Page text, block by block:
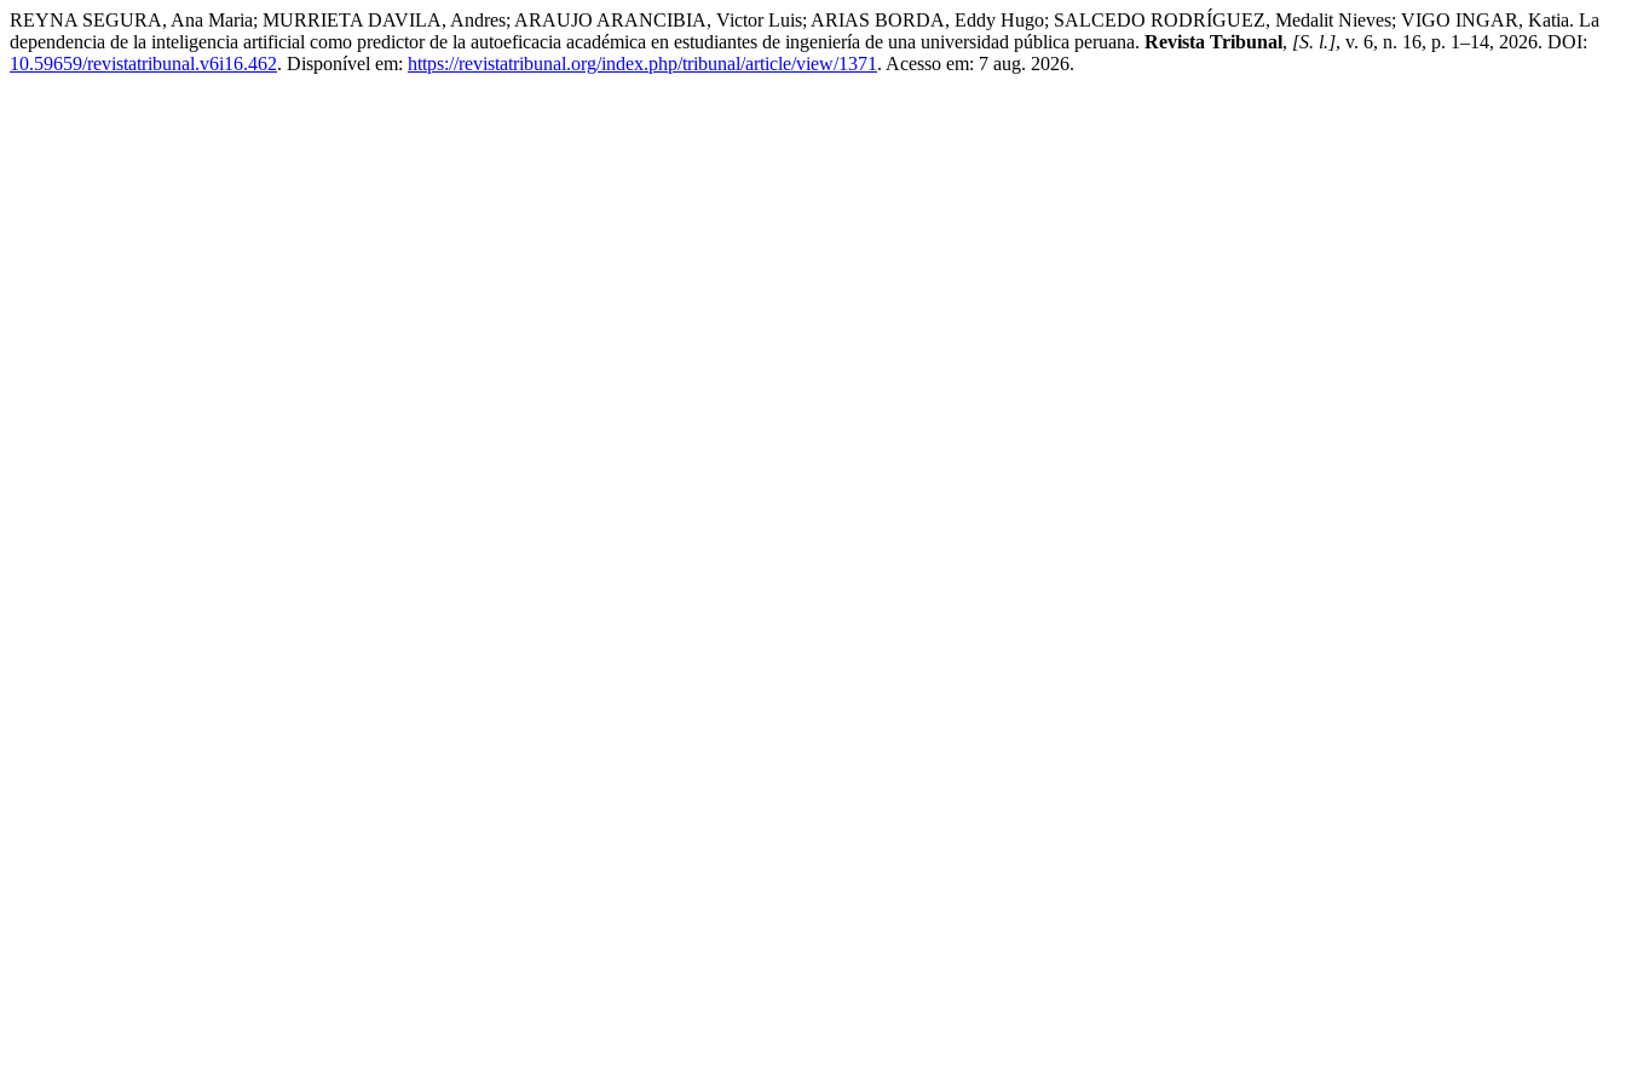
REYNA SEGURA, Ana Maria; MURRIETA DAVILA, Andres; ARAUJO ARANCIBIA, Victor Luis; ARIAS BORDA, Eddy Hugo; SALCEDO RODRÍGUEZ, Medalit Nieves; VIGO INGAR, Katia. La
dependencia de la inteligencia artificial como predictor de la autoeficacia académica en estudiantes de ingeniería de una universidad pública peruana. Revista Tribunal, [S. l.], v. 6, n. 16, p. 1–14, 2026. DOI:
10.59659/revistatribunal.v6i16.462. Disponível em: https://revistatribunal.org/index.php/tribunal/article/view/1371 . Acesso em: 7 aug. 2026.